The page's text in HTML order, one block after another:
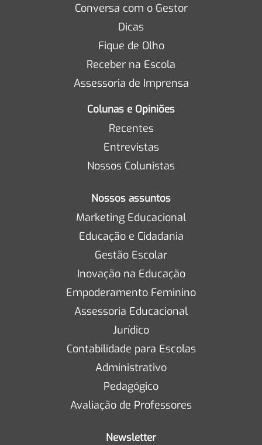
Conversa com o Gestor
Dicas
Fique de Olho
Receber na Escola
Assessoria de Imprensa
Colunas e Opiniões
Recentes
Entrevistas
Nossos Colunistas
Nossos assuntos
Marketing Educacional
Educação e Cidadania
Gestão Escolar
Inovação na Educação
Empoderamento Feminino
Assessoria Educacional
Jurídico
Contabilidade para Escolas
Administrativo
Pedagógico
Avaliação de Professores
Newsletter